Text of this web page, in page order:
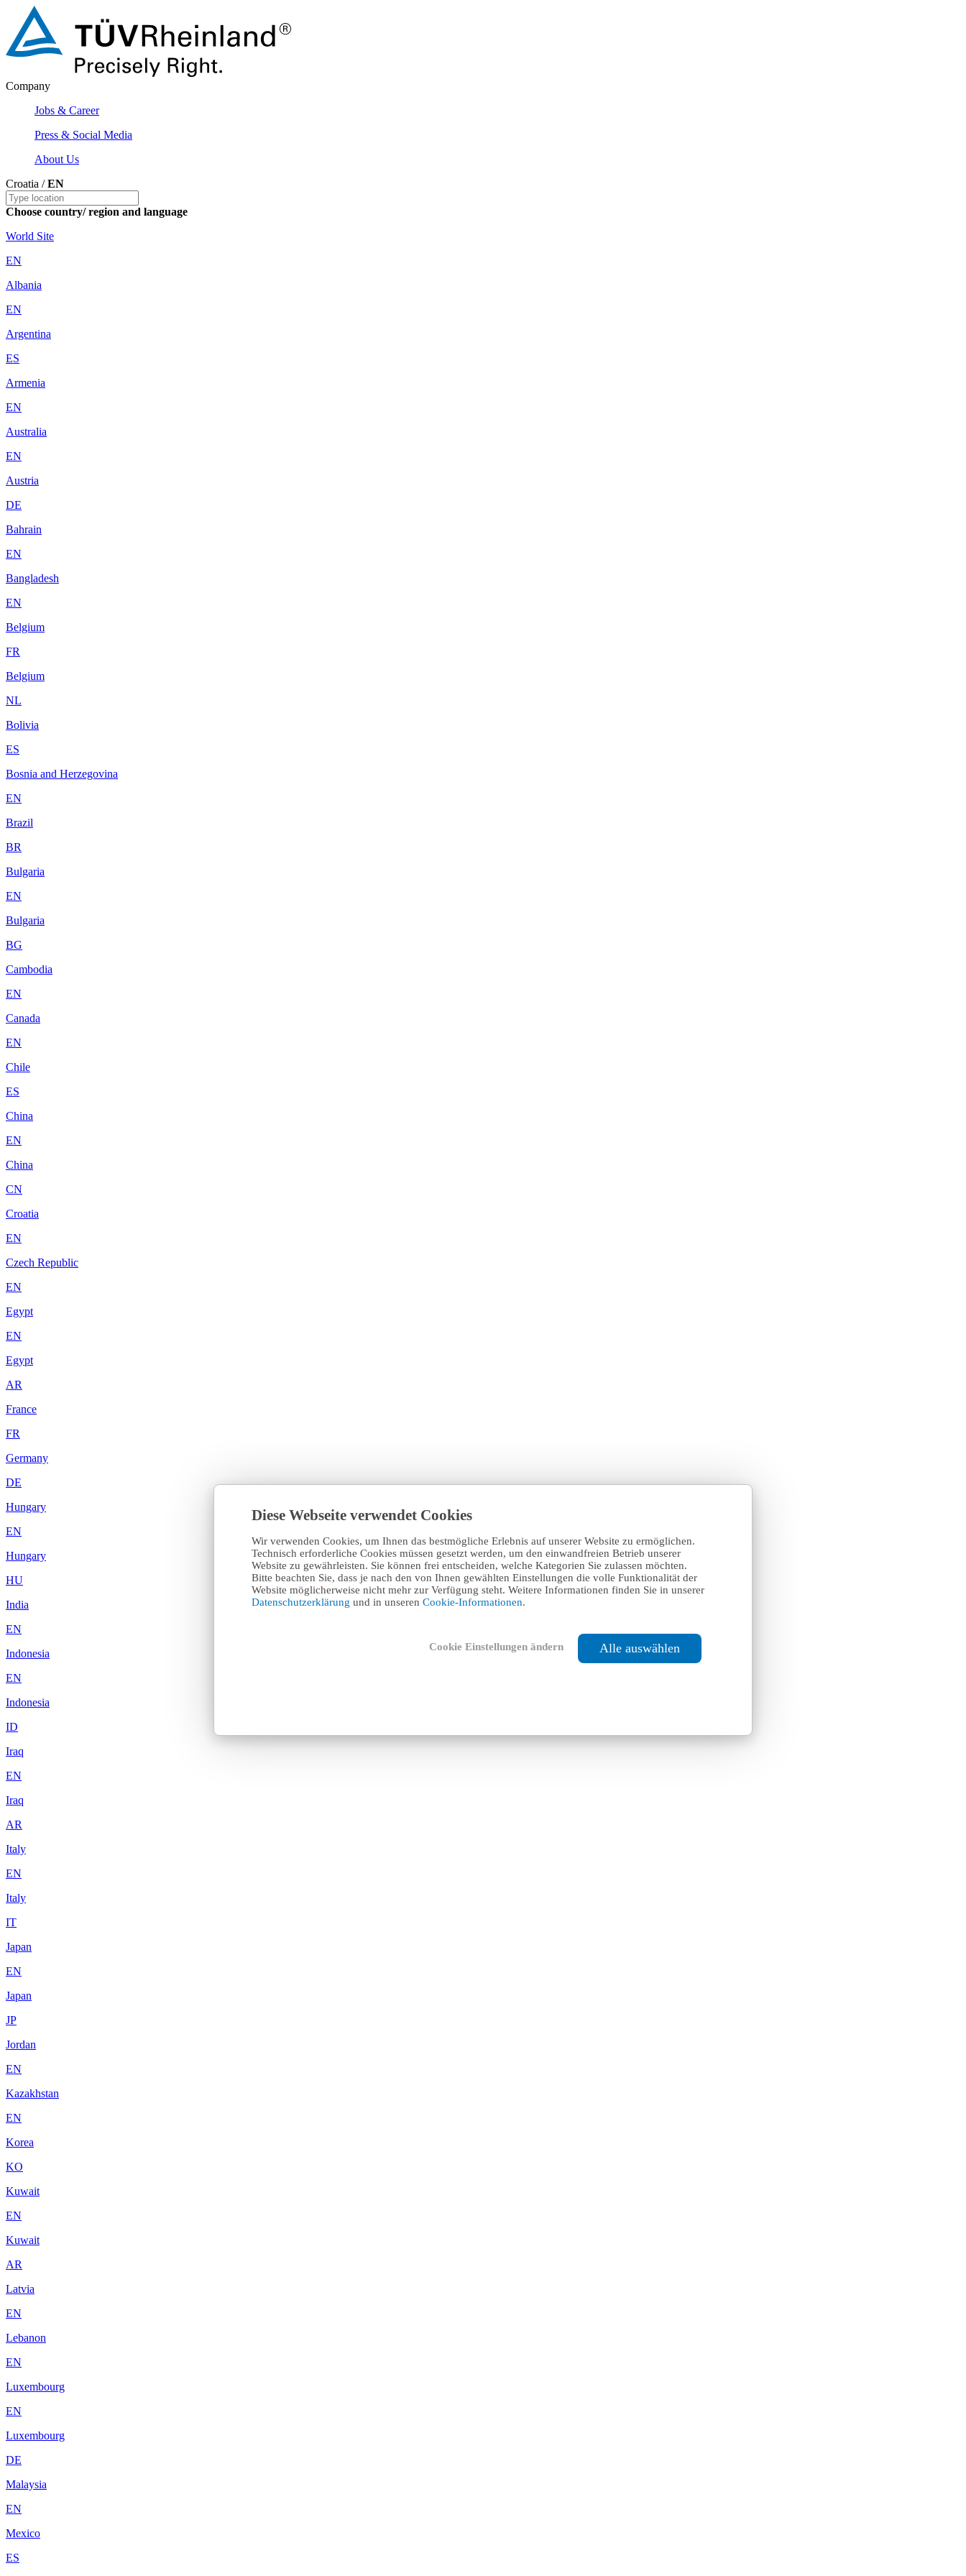
Diese Webseite verwendet Cookies
Wir verwenden Cookies, um Ihnen das bestmögliche Erlebnis auf unserer Website zu ermöglichen.
Technisch erforderliche Cookies müssen gesetzt werden, um den einwandfreien Betrieb unserer
Website zu gewährleisten. Sie können frei entscheiden, welche Kategorien Sie zulassen möchten.
Bitte beachten Sie, dass je nach den von Ihnen gewählten Einstellungen die volle Funktionalität der
Website möglicherweise nicht mehr zur Verfügung steht. Weitere Informationen finden Sie in unserer
Datenschutzerklärung und in unseren Cookie-Informationen.
Cookie Einstellungen ändern Alle auswählen
Company
Jobs & Career
Press & Social Media
About Us
Croatia /EN
Choose country/ region and language
World Site
EN
Albania
EN
Argentina
ES
Armenia
EN
Australia
EN
Austria
DE
Bahrain
EN
Bangladesh
EN
Belgium
FR
Belgium
NL
Bolivia
ES
Bosnia and Herzegovina
EN
Brazil
BR
Bulgaria
EN
Bulgaria
BG
Cambodia
EN
Canada
EN
Chile
ES
China
EN
China
CN
Croatia
EN
Czech Republic
EN
Egypt
EN
Egypt
AR
France
FR
Germany
DE
Hungary
EN
Hungary
HU
India
EN
Indonesia
EN
Indonesia
ID
Iraq
EN
Iraq
AR
Italy
EN
Italy
IT
Japan
EN
Japan
JP
Jordan
EN
Kazakhstan
EN
Korea
KO
Kuwait
EN
Kuwait
AR
Latvia
EN
Lebanon
EN
Luxembourg
EN
Luxembourg
DE
Malaysia
EN
Mexico
ES